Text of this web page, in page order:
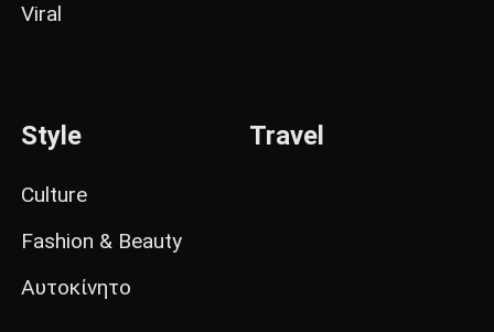
Viral
Style
Culture
Fashion & Beauty
Αυτοκίνητο
Travel